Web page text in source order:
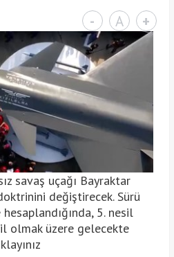
- A +
savaş uçağı Bayraktar
değiştirecek. Sürü
5. nesil
olmak üzere gelecekte